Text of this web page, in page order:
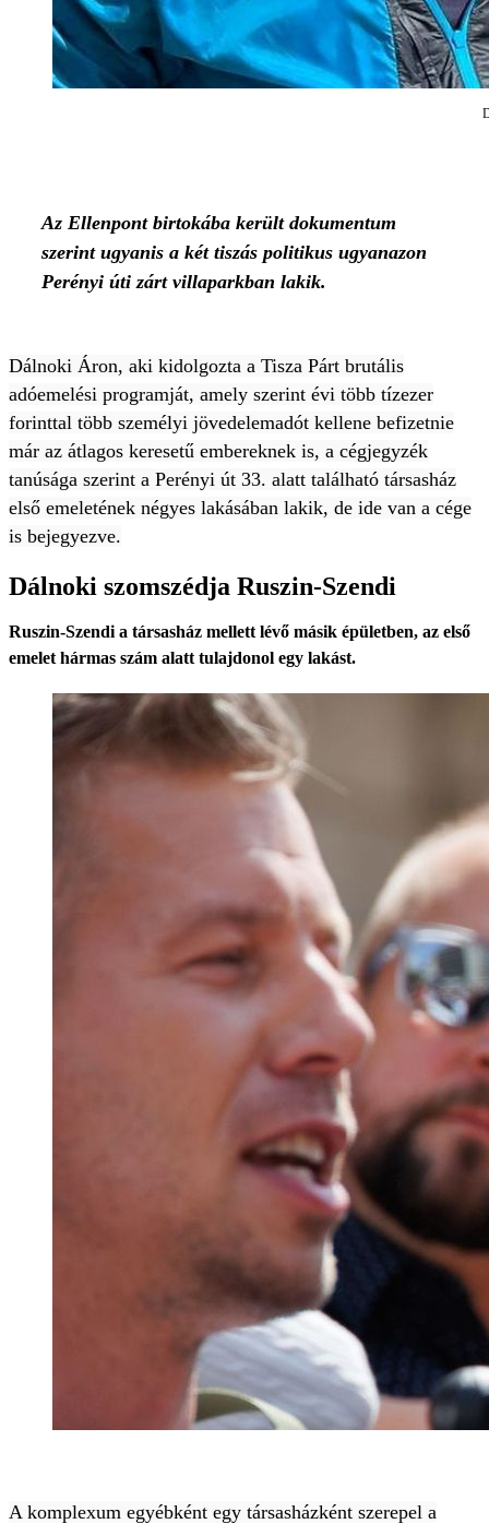
Az Ellenpont birtokába került dokumentum
szerint ugyanis a két tiszás politikus ugyanazon
Perényi úti zárt villaparkban lakik.
Dálnoki Áron, aki kidolgozta a Tisza Párt brutális
adóemelési programját, amely szerint évi több tízezer
forinttal több személyi jövedelemadót kellene befizetnie
már az átlagos keresetű embereknek is, a cégjegyzék
tanúsága szerint a Perényi út 33. alatt található társasház
első emeletének négyes lakásában lakik, de ide van a cége
is bejegyezve.
Dálnoki szomszédja Ruszin-Szendi
Ruszin-Szendi a társasház mellett lévő másik épületben, az első
emelet hármas szám alatt tulajdonol egy lakást.
A komplexum egyébként egy társasházként szerepel a